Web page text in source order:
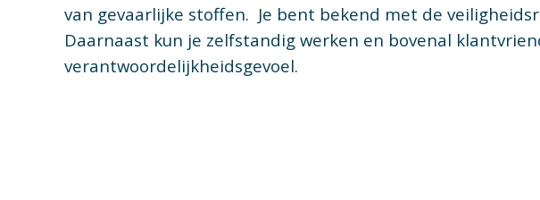
van gevaarlijke stoffen. Je bent bekend met de
Daarnaast kun je zelfstandig werken en bovenal
verantwoordelijkheidsgevoel.